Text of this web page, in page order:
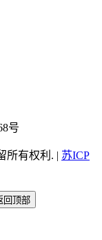
号
所有权利. | 苏ICP
回顶部